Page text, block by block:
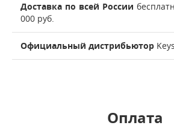
Доставка по всей России
000 руб.
Официальный дистрибьютор
Оплата